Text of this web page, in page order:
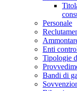
Personale
Enti
Tipologie
Bandi di